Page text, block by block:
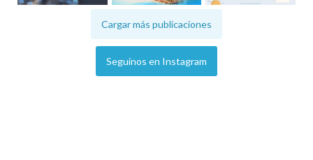
Cargar más publicaciones
Seguinos en Instagram